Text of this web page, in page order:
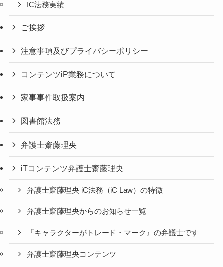
IC法務実績
ご挨拶
注意事項及びプライバシーポリシー
コンテンツiP業務について
家事事件取扱案内
図書館法務
弁護士齋藤理央
iTコンテンツ弁護士齋藤理央
弁護士齋藤理央 iC法務（iC Law）の特徴
弁護士齋藤理央からのお知らせ一覧
『キャラクターがトレード・マーク』の弁護士です
弁護士齋藤理央コンテンツ